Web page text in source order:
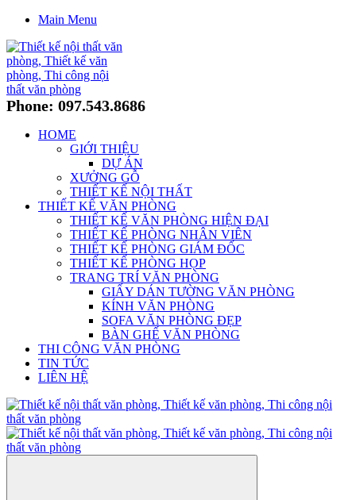
Main Menu
Phone: 097.543.8686
HOME
GIỚI THIỆU
DỰ ÁN
XƯỞNG GỖ
THIẾT KẾ NỘI THẤT
THIẾT KẾ VĂN PHÒNG
THIẾT KẾ VĂN PHÒNG HIỆN ĐẠI
THIẾT KẾ PHÒNG NHÂN VIÊN
THIẾT KẾ PHÒNG GIÁM ĐỐC
THIẾT KẾ PHÒNG HỌP
TRANG TRÍ VĂN PHÒNG
GIẤY DÁN TƯỜNG VĂN PHÒNG
KÍNH VĂN PHÒNG
SOFA VĂN PHÒNG ĐẸP
BÀN GHẾ VĂN PHÒNG
THI CÔNG VĂN PHÒNG
TIN TỨC
LIÊN HỆ